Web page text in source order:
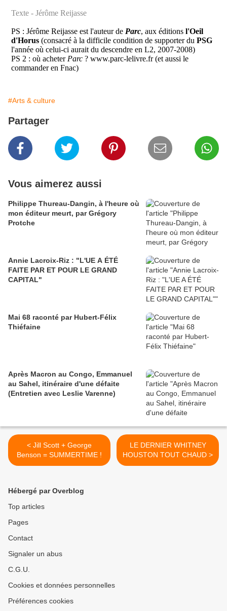
Texte - Jérôme Reijasse
PS : Jérôme Reijasse est l'auteur de Parc, aux éditions l'Oeil
d'Horus (consacré à la difficile condition de supporter du PSG
l'année où celui-ci aurait du descendre en L2, 2007-2008)
PS 2 : où acheter Parc ? www.parc-lelivre.fr (et aussi le
commander en Fnac)
#Arts & culture
Partager
Vous aimerez aussi
Philippe Thureau-Dangin, à l'heure où
mon éditeur meurt, par Grégory
Protche
Annie Lacroix-Riz : "L'UE A ÉTÉ
FAITE PAR ET POUR LE GRAND
CAPITAL"
Mai 68 raconté par Hubert-Félix
Thiéfaine
Après Macron au Congo, Emmanuel
au Sahel, itinéraire d'une défaite
(Entretien avec Leslie Varenne)
< Jill Scott + George
Benson = SUMMERTIME !
LE DERNIER WHITNEY
HOUSTON TOUT CHAUD >
Hébergé par Overblog
Top articles
Pages
Contact
Signaler un abus
C.G.U.
Cookies et données personnelles
Préférences cookies